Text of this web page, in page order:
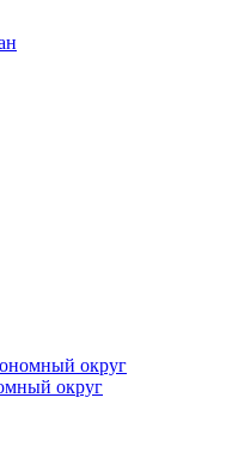
округ
округ